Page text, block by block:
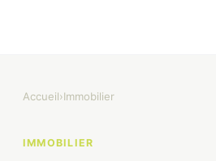
Accueil›Immobilier
IMMOBILIER